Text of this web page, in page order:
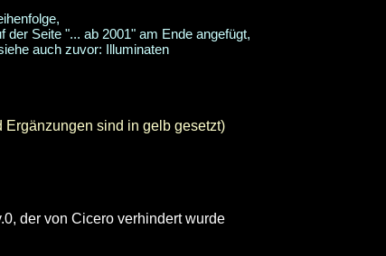
Seite "... ab 2001" am Ende angefügt,
auch zuvor: Illuminaten
sind in gelb gesetzt)
der von Cicero verhindert wurde